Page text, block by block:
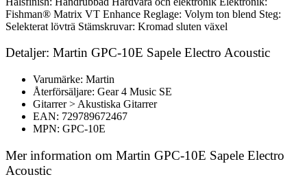
Fishman® Matrix VT Enhance Reglage: Volym ton blend Steg:
Selekterat lövträ Stämskruvar: Kromad sluten växel
Detaljer: Martin GPC-10E Sapele Electro Acoustic
Varumärke: Martin
Återförsäljare: Gear 4 Music SE
Gitarrer > Akustiska Gitarrer
EAN: 729789672467
MPN: GPC-10E
Mer information om Martin GPC-10E Sapele Electro
Acoustic